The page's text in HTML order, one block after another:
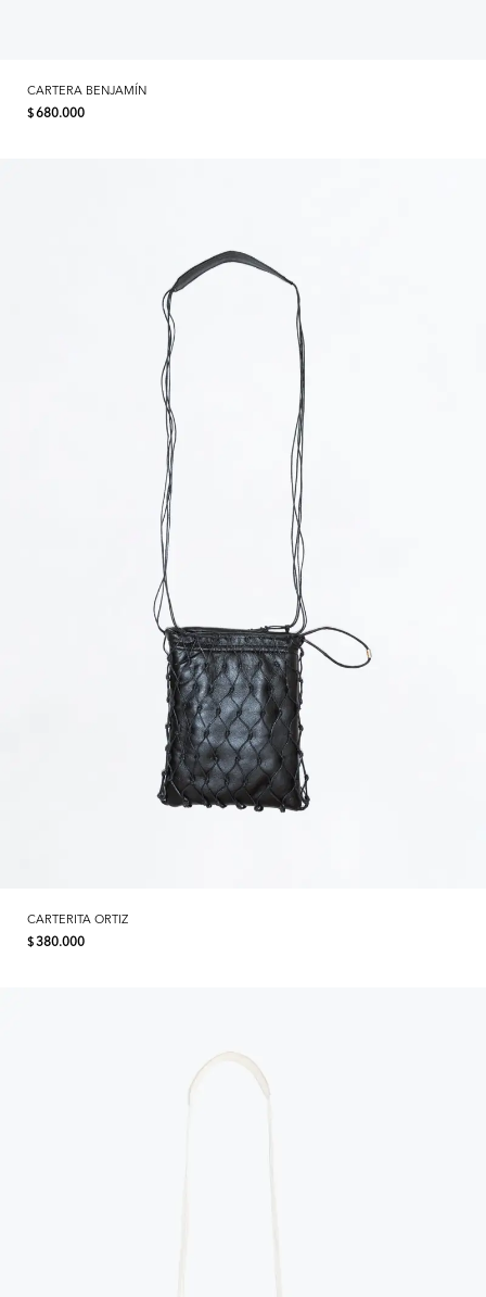
CARTERA BENJAMÍN
$680.000
CARTERITA ORTIZ
$380.000